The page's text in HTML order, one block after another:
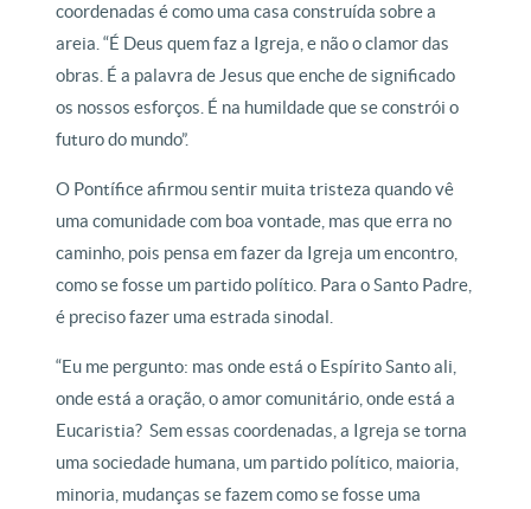
coordenadas é como uma casa construída sobre a
areia. “É Deus quem faz a Igreja, e não o clamor das
obras. É a palavra de Jesus que enche de significado
os nossos esforços. É na humildade que se constrói o
futuro do mundo”.
O Pontífice afirmou sentir muita tristeza quando vê
uma comunidade com boa vontade, mas que erra no
caminho, pois pensa em fazer da Igreja um encontro,
como se fosse um partido político. Para o Santo Padre,
é preciso fazer uma estrada sinodal.
“Eu me pergunto: mas onde está o Espírito Santo ali,
onde está a oração, o amor comunitário, onde está a
Eucaristia? Sem essas coordenadas, a Igreja se torna
uma sociedade humana, um partido político, maioria,
minoria, mudanças se fazem como se fosse uma